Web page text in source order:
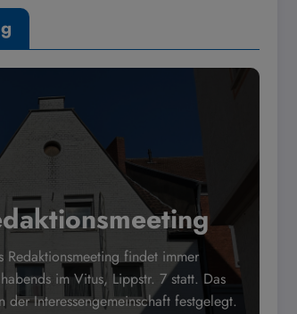
Redaktionsmeeting findet immer
im Vitus, Lippstr. 7 statt. Das
der Interessengemeinschaft festgelegt.